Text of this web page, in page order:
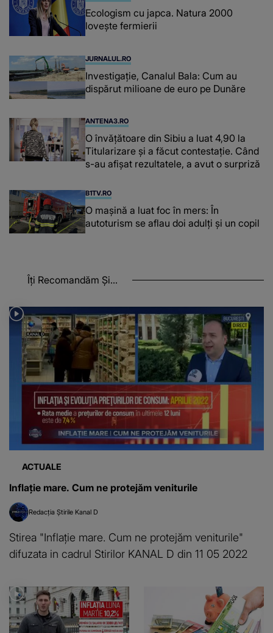
Ecologism cu japca. Natura 2000
lovește fermierii
JURNALUL.RO
Investigație, Canalul Bala: Cum au
dispărut milioane de euro pe Dunăre
ANTENA3.RO
O învățătoare din Sibiu a luat 4,90 la
Titularizare și a făcut contestație. Când
s-au afișat rezultatele, a avut o surpriză
B1TV.RO
O maşină a luat foc în mers: În
autoturism se aflau doi adulți și un copil
Îți Recomandăm Și...
ACTUALE
Inflație mare. Cum ne protejăm veniturile
Redacția Știrile Kanal D
Stirea "Inflație mare. Cum ne protejăm veniturile"
difuzata in cadrul Stirilor KANAL D din 11 05 2022